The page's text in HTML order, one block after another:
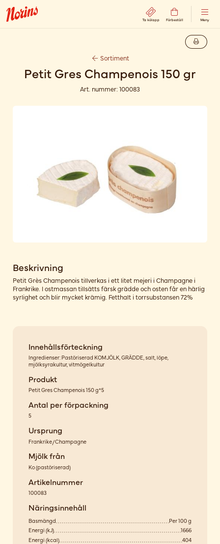
Ta kölapp Förbeställ Meny
Sortiment
Petit Gres Champenois 150 gr
Art. nummer: 100083
Beskrivning
Petit Grès Champenois tillverkas i ett litet mejeri i Champagne i
Frankrike. I ostmassan tillsätts färsk grädde och osten får en härlig
syrlighet och blir mycket krämig. Fetthalt i torrsubstansen 72%
Innehållsförteckning
Ingredienser: Pastöriserad KOMJÖLK, GRÄDDE, salt, löpe,
mjölksyrakultur, vitmögelkultur
Produkt
Petit Gres Champenois 150 g*5
Antal per förpackning
5
Ursprung
Frankrike/Champagne
Mjölk från
Ko(pastöriserad)
Artikelnummer
100083
Näringsinnehåll
Basmängd
Per 100 g
Energi (kJ)
1666
Energi (kcal)
404